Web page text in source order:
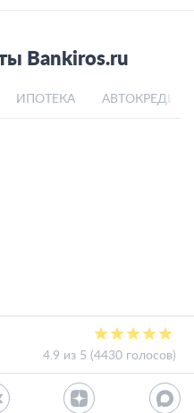
Bankiros.ru
ИПОТЕКА
4.9 из 5 (4430 голосов)